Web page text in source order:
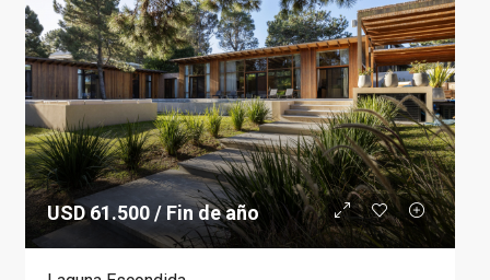
USD 61.500 / Fin de año